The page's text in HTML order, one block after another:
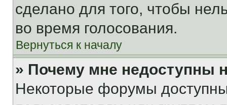
сделано для того, чтобы
во время голосования.
Вернуться к началу
» Почему мне недоступны
Некоторые форумы